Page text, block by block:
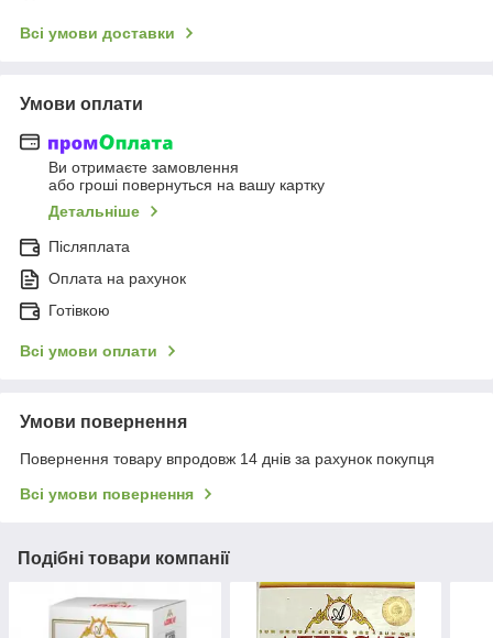
Всі умови доставки
Умови оплати
Ви отримаєте замовлення
або гроші повернуться на вашу картку
Детальніше
Післяплата
Оплата на рахунок
Готівкою
Всі умови оплати
Умови повернення
Повернення товару впродовж 14 днів за рахунок покупця
Всі умови повернення
Подібні товари компанії